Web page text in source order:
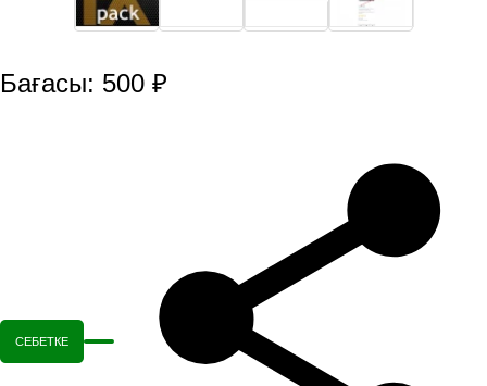
Бағасы: 500 ₽
СЕБЕТКЕ